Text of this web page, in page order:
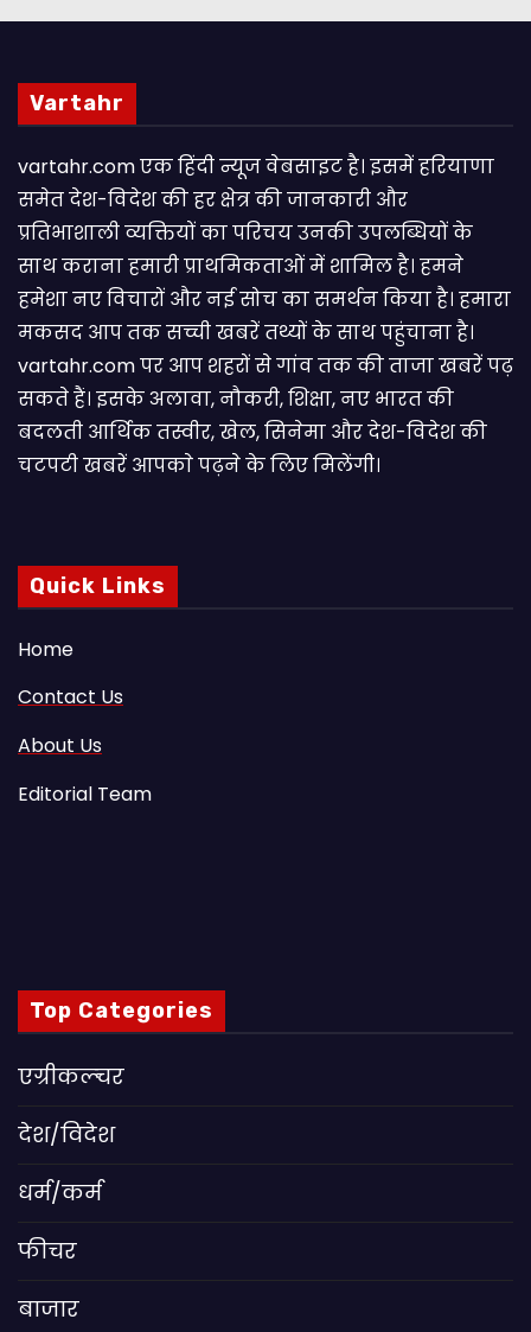
Vartahr
vartahr.com एक हिंदी न्यूज वेबसाइट है। इसमें हरियाणा
समेत देश-विदेश की हर क्षेत्र की जानकारी और
प्रतिभाशाली व्यक्तियों का परिचय उनकी उपलब्धियों के
साथ कराना हमारी प्राथमिकताओं में शामिल है। हमने
हमेशा नए विचारों और नई सोच का समर्थन किया है। हमारा
मकसद आप तक सच्ची खबरें तथ्यों के साथ पहुंचाना है।
vartahr.com पर आप शहरों से गांव तक की ताजा खबरें पढ़
सकते हैं। इसके अलावा, नौकरी, शिक्षा, नए भारत की
बदलती आर्थिक तस्वीर, खेल, सिनेमा और देश-विदेश की
चटपटी खबरें आपकाे पढ़ने के लिए मिलेंगी।
Quick Links
Home
Contact Us
About Us
Editorial Team
Top Categories
एग्रीकल्चर
देश/विदेश
धर्म/कर्म
फीचर
बाजार